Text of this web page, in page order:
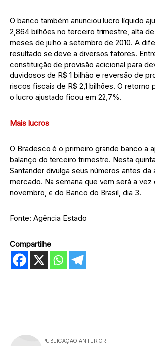
O banco também anunciou lucro líquido
2,864 bilhões no terceiro trimestre, alta
meses de julho a setembro de 2010. A
resultado se deve a diversos fatores.
constituição de provisão adicional para
duvidosos de R$ 1 bilhão e reversão de
riscos fiscais de R$ 2,1 bilhões. O retorno
o lucro ajustado ficou em 22,7%.
Mais lucros
O Bradesco é o primeiro grande banco a
balanço do terceiro trimestre. Nesta
Santander divulga seus números antes da
mercado. Na semana que vem será a vez
novembro, e do Banco do Brasil, dia 3.
Fonte: Agência Estado
Compartilhe
PUBLICAÇÃO ANTERIOR